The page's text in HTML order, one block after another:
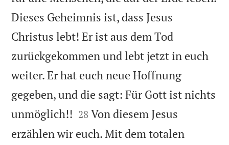
Dieses Geheimnis ist, dass Jesus
Christus lebt! Er ist aus dem Tod
zurückgekommen und lebt jetzt in euch
weiter. Er hat euch neue Hoffnung
gegeben, und die sagt: Für Gott ist nichts
unmöglich!! 

28 Von diesem Jesus
erzählen wir euch. Mit dem totalen